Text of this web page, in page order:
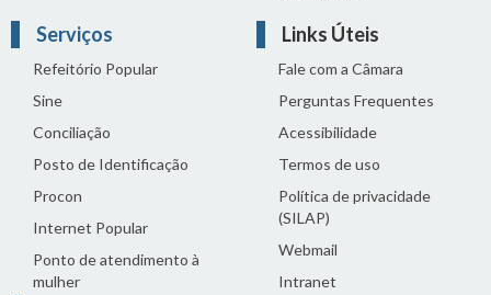
Serviços
Refeitório Popular
Sine
Conciliação
Posto de Identificação
Procon
Internet Popular
Ponto de atendimento à
mulher
Links Úteis
Fale com a Câmara
Perguntas Frequentes
Acessibilidade
Termos de uso
Política de privacidade
(SILAP)
Webmail
Intranet